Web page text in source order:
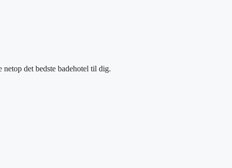
det bedste badehotel til dig.